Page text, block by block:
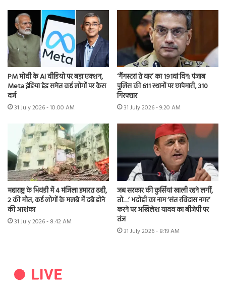
PM मोदी के AI वीडियो पर बड़ा एक्शन,
Meta इंडिया हेड समेत कई लोगों पर केस
दर्ज
31 July 2026 - 10:00 AM
‘गैंगस्टरां ते वार’ का 191वां दिन: पंजाब
पुलिस की 611 स्थानों पर छापेमारी, 310
गिरफ्तार
31 July 2026 - 9:20 AM
महाराष्ट्र के भिवंडी में 4 मंजिला इमारत ढही,
2 की मौत, कई लोगों के मलबे में दबे होने
की आशंका
31 July 2026 - 8:42 AM
जब सरकार की कुर्सियां खाली रहने लगीं,
तो…’ भदोही का नाम ‘संत रविदास नगर’
करने पर अखिलेश यादव का बीजेपी पर
तंज
31 July 2026 - 8:19 AM